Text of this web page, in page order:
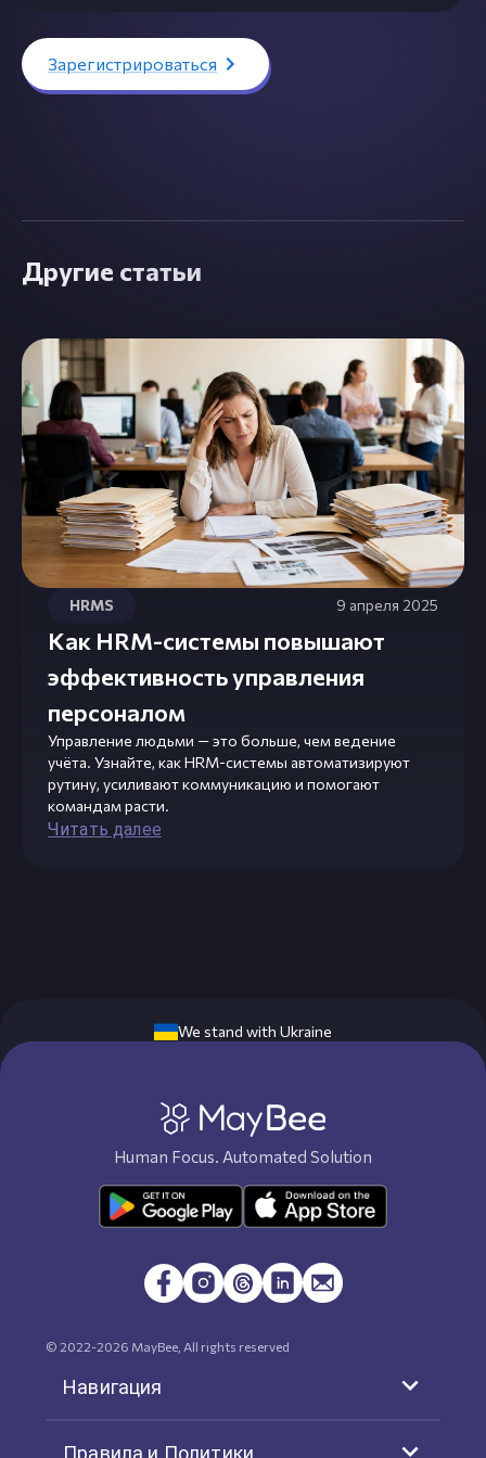
Зарегистрироваться
Другие статьи
HRMS 9 апреля 2025
Как HRM-системы повышают
эффективность управления
персоналом
Управление людьми — это больше, чем ведение
учёта. Узнайте, как HRM-системы автоматизируют
рутину, усиливают коммуникацию и помогают
командам расти.
Читать далее
We stand with Ukraine
Human Focus. Automated Solution
© 2022-2026 MayBee, All rights reserved
Навигация
Правила и Политики